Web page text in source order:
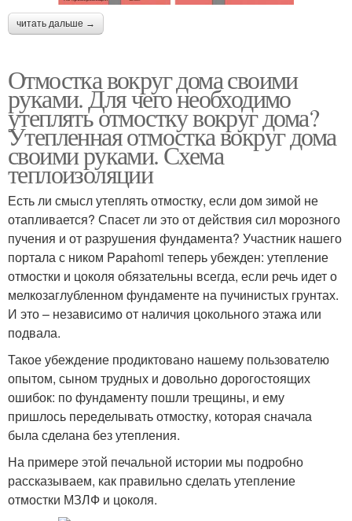
читать дальше →
Отмостка вокруг дома своими
руками. Для чего необходимо
утеплять отмостку вокруг дома?
Утепленная отмостка вокруг дома
своими руками. Схема
теплоизоляции
Есть ли смысл утеплять отмостку, если дом зимой не
отапливается? Спасет ли это от действия сил морозного
пучения и от разрушения фундамента? Участник нашего
портала с ником Papahomi теперь убежден: утепление
отмостки и цоколя обязательны всегда, если речь идет о
мелкозаглубленном фундаменте на пучинистых грунтах.
И это – независимо от наличия цокольного этажа или
подвала.
Такое убеждение продиктовано нашему пользователю
опытом, сыном трудных и довольно дорогостоящих
ошибок: по фундаменту пошли трещины, и ему
пришлось переделывать отмостку, которая сначала
была сделана без утепления.
На примере этой печальной истории мы подробно
рассказываем, как правильно сделать утепление
отмостки МЗЛФ и цоколя.